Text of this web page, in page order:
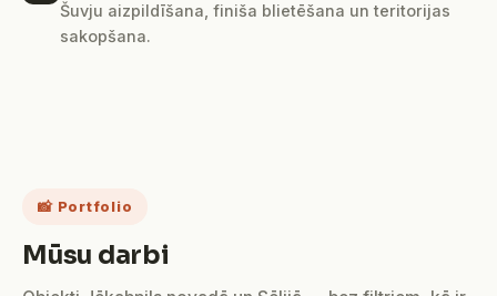
Šuvju aizpildīšana, finiša blietēšana un teritorijas
sakopšana.
📸 Portfolio
Mūsu darbi